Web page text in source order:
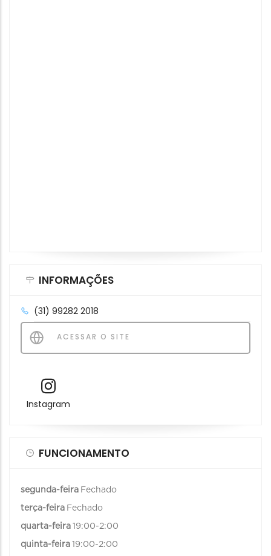
INFORMAÇÕES
(31) 99282 2018
ACESSAR O SITE
Instagram
FUNCIONAMENTO
segunda-feira Fechado
terça-feira Fechado
quarta-feira 19:00-2:00
quinta-feira 19:00-2:00